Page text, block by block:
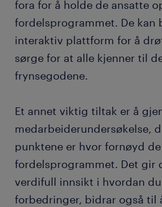
fora for å holde de ansatte
fordelsprogrammet. De kan
interaktiv plattform for å
sørge for at alle kjenner til
frynsegodene.
Et annet viktig tiltak er å
medarbeiderundersøkelse,
punktene er hvor fornøyd
fordelsprogrammet. Det gir
verdifull innsikt i hvordan
forbedringer, bidrar også til